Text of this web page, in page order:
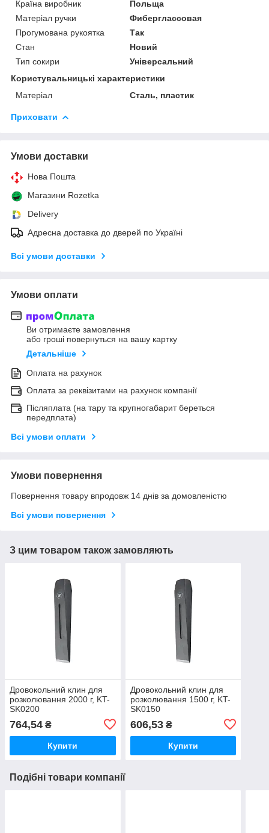
Країна виробник
Польща
Матеріал ручки
Фиберглассовая
Прогумована рукоятка
Так
Стан
Новий
Тип сокири
Універсальний
Користувальницькі характеристики
Матеріал
Сталь, пластик
Приховати
Умови доставки
Нова Пошта
Магазини Rozetka
Delivery
Адресна доставка до дверей по Україні
Всі умови доставки
Умови оплати
Ви отримаєте замовлення
або гроші повернуться на вашу картку
Детальніше
Оплата на рахунок
Оплата за реквізитами на рахунок компанії
Післяплата (на тару та крупногабарит береться
передплата)
Всі умови оплати
Умови повернення
Повернення товару впродовж 14 днів за домовленістю
Всі умови повернення
З цим товаром також замовляють
Дровокольний клин для
розколювання 2000 г, KT-
SK0200
764,54 ₴
Купити
Дровокольний клин для
розколювання 1500 г, KT-
SK0150
606,53₴
Купити
Подібні товари компанії